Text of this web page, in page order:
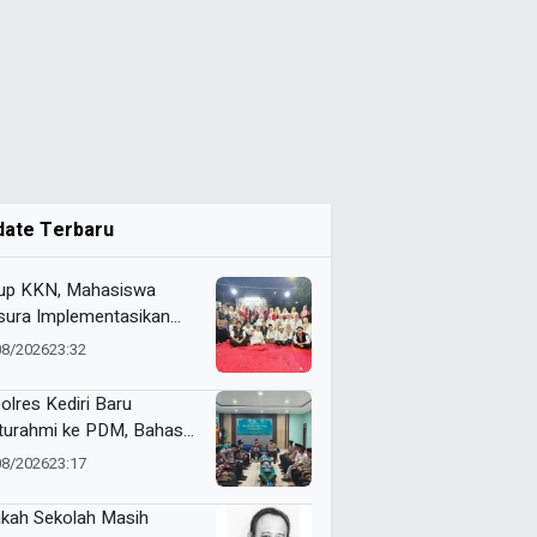
Terbaru
KKN, Mahasiswa
Implementasikan
Bin untuk Sampah
202623:32
Kediri Baru
ke PDM, Bahas
Jaga Kamtibmas
202623:17
Sekolah Masih